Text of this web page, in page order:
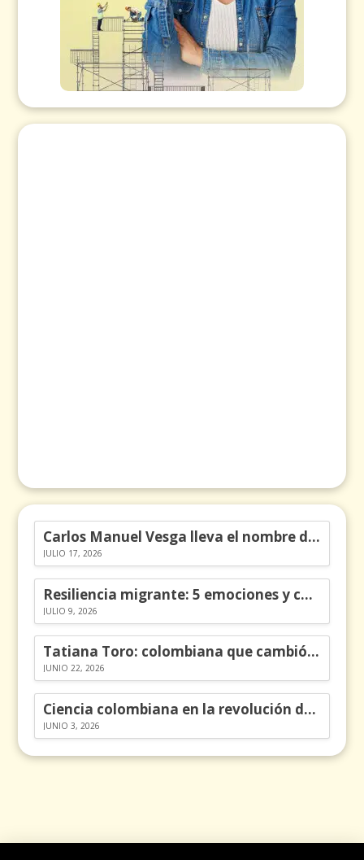
Carlos Manuel Vesga lleva el nombre de Colombia a los Emmy
JULIO 17, 2026
Resiliencia migrante: 5 emociones y cómo gestionarlas
JULIO 9, 2026
Tatiana Toro: colombiana que cambió la historia de las matemáticas
JUNIO 22, 2026
Ciencia colombiana en la revolución de los órganos en chips
JUNIO 3, 2026